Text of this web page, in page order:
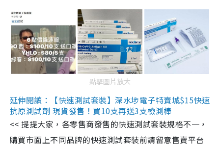
點擊圖片放大
延伸閱讀：【快速測試套裝】深水埗電子特賣城$15快速
抗原測試劑 現貨發售！買10支再送3支檢測棒
<< 提提大家，各零售商發售的快速測試套裝規格不一，
購買市面上不同品牌的快速測試套裝前請留意售賣平台